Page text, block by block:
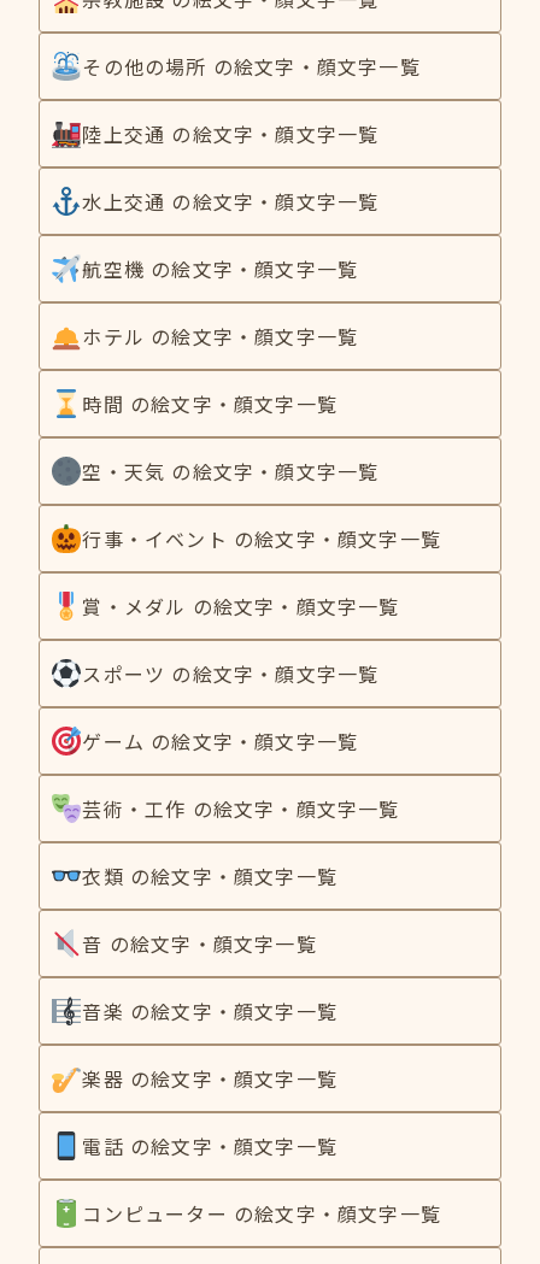
その他の場所 の絵文字・顔文字一覧
陸上交通 の絵文字・顔文字一覧
水上交通 の絵文字・顔文字一覧
航空機 の絵文字・顔文字一覧
ホテル の絵文字・顔文字一覧
時間 の絵文字・顔文字一覧
空・天気 の絵文字・顔文字一覧
行事・イベント の絵文字・顔文字一覧
賞・メダル の絵文字・顔文字一覧
スポーツ の絵文字・顔文字一覧
ゲーム の絵文字・顔文字一覧
芸術・工作 の絵文字・顔文字一覧
衣類 の絵文字・顔文字一覧
音 の絵文字・顔文字一覧
音楽 の絵文字・顔文字一覧
楽器 の絵文字・顔文字一覧
電話 の絵文字・顔文字一覧
コンピューター の絵文字・顔文字一覧